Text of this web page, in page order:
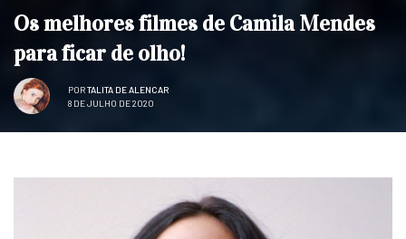
Os melhores filmes de Camila Mendes
para ficar de olho!
PORTALITA DE ALENCAR
8 DE JULHO DE 2020